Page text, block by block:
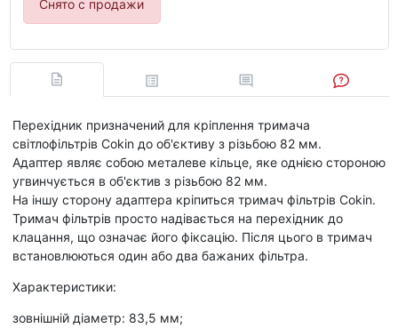
Снято с продажи
Перехідник призначений для кріплення тримача
світлофільтрів Cokin до об'єктиву з різьбою 82 мм.
Адаптер являє собою металеве кільце, яке однією стороною
угвинчується в об'єктив з різьбою 82 мм.
На іншу сторону адаптера кріпиться тримач фільтрів Cokin.
Тримач фільтрів просто надівається на перехідник до
клацання, що означає його фіксацію. Після цього в тримач
встановлюються один або два бажаних фільтра.
Характеристики:
зовнішній діаметр: 83,5 мм;